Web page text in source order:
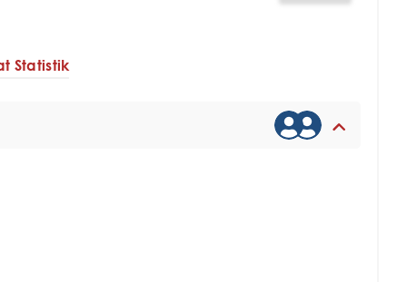
Statistik